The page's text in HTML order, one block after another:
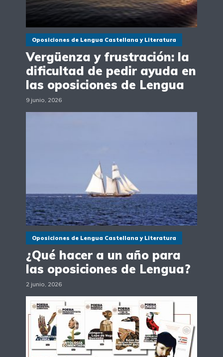
Oposiciones de Lengua Castellana y Literatura
Vergüenza y frustración: la
dificultad de pedir ayuda en
las oposiciones de Lengua
9 junio, 2026
Oposiciones de Lengua Castellana y Literatura
¿Qué hacer a un año para
las oposiciones de Lengua?
2 junio, 2026